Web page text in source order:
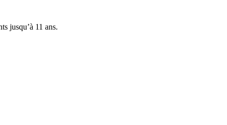
jusqu’à 11 ans.